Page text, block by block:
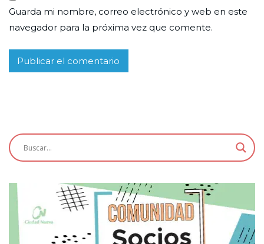
Guarda mi nombre, correo electrónico y web en este
navegador para la próxima vez que comente.